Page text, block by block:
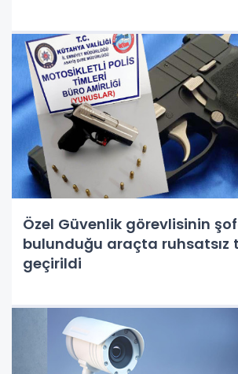
Özel Güvenlik görevlisinin
bulunduğu araçta ruhsatsız
geçirildi